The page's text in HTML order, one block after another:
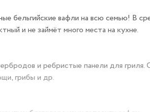
бельгийские вафли на всю семью! В
и не займёт много места на кухне.
и ребристые панели для гриля.
грибы и др.